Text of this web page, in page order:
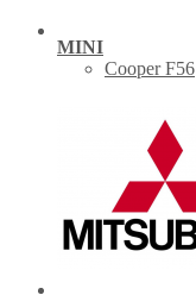
MINI
Cooper F56